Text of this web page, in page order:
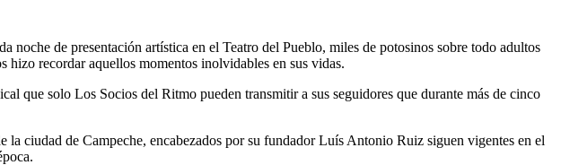
de presentación artística en el Teatro del Pueblo, miles de potosinos sobre todo adultos
hizo recordar aquellos momentos inolvidables en sus vidas.
que solo Los Socios del Ritmo pueden transmitir a sus seguidores que durante más de cinco
ciudad de Campeche, encabezados por su fundador Luís Antonio Ruiz siguen vigentes en el